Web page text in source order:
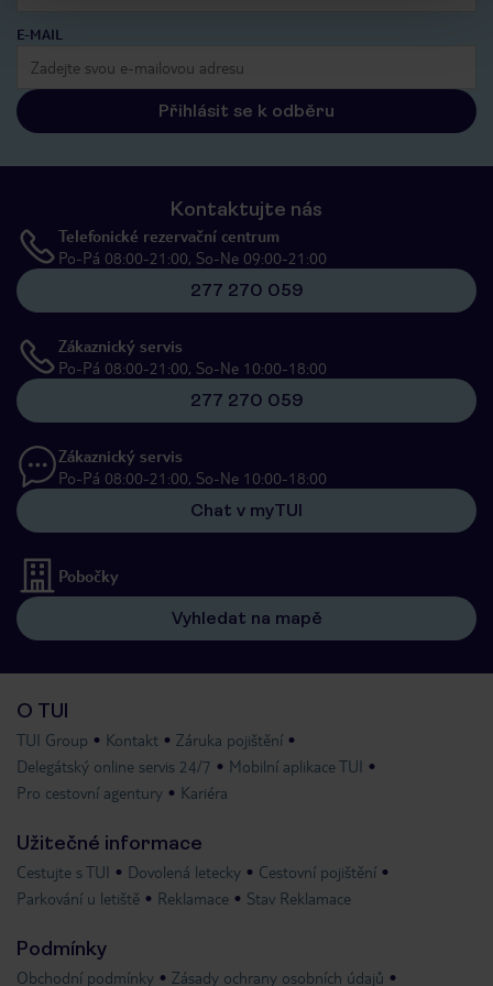
E-MAIL
Přihlásit se k odběru
Kontaktujte nás
Telefonické rezervační centrum
Po-Pá 08:00-21:00, So-Ne 09:00-21:00
277 270 059
Zákaznický servis
Po-Pá 08:00-21:00, So-Ne 10:00-18:00
277 270 059
Zákaznický servis
Po-Pá 08:00-21:00, So-Ne 10:00-18:00
Chat v myTUI
Pobočky
Vyhledat na mapě
O TUI
TUI Group Kontakt
Záruka pojištění
Delegátský online servis 24/7
Mobilní aplikace TUI
Pro cestovní agentury
Kariéra
Užitečné informace
Cestujte s TUI Dovolená letecky
Cestovní pojištění
Parkování u letiště
Reklamace Stav Reklamace
Podmínky
Obchodní podmínky Zásady ochrany osobních údajů